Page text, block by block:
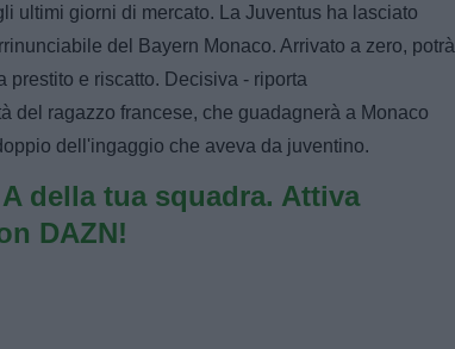
ultimi giorni di mercato. La Juventus ha lasciato
del Bayern Monaco. Arrivato a zero, potrà
prestito e riscatto. Decisiva - riporta
del ragazzo francese, che guadagnerà a Monaco
dell'ingaggio che aveva da juventino.
della tua squadra. Attiva
DAZN!